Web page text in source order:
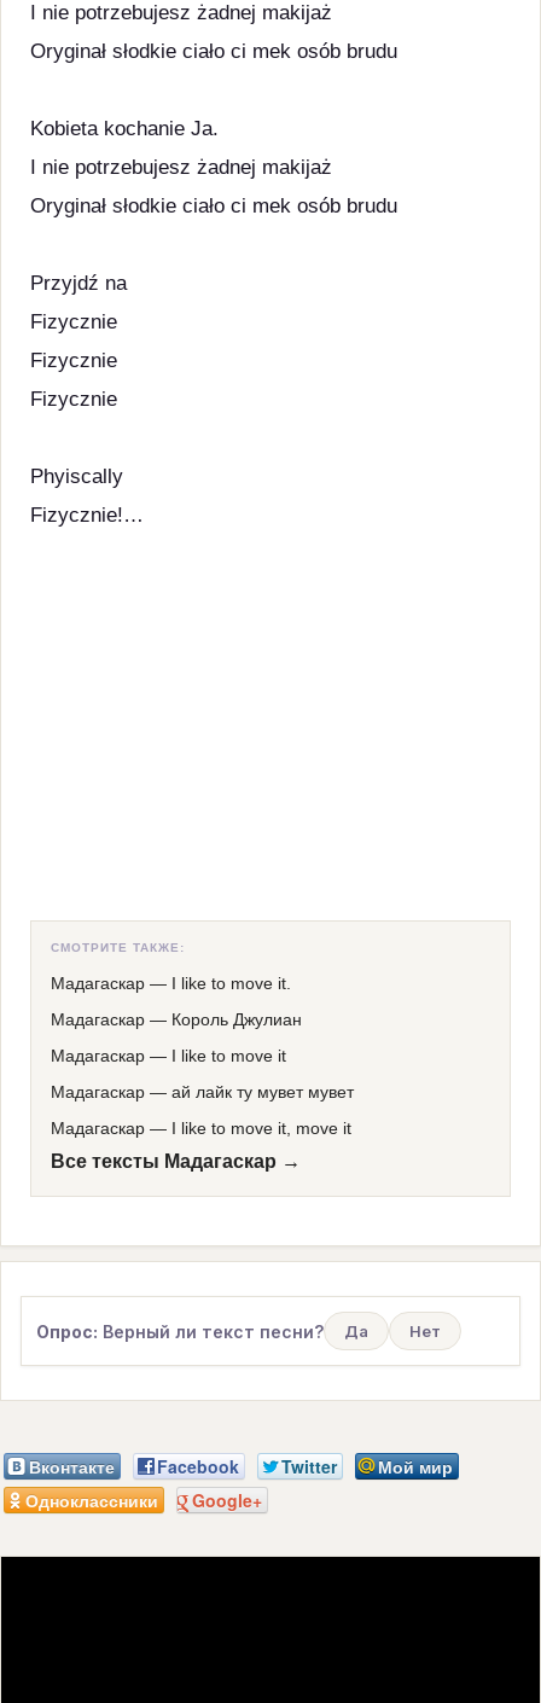
I nie potrzebujesz żadnej makijaż
Oryginał słodkie ciało ci mek osób brudu
Kobieta kochanie Ja.
I nie potrzebujesz żadnej makijaż
Oryginał słodkie ciało ci mek osób brudu
Przyjdź na
Fizycznie
Fizycznie
Fizycznie
Phyiscally
Fizycznie!…
СМОТРИТЕ ТАКЖЕ:
Мадагаскар — I like to move it.
Мадагаскар — Король Джулиан
Мадагаскар — I like to move it
Мадагаскар — ай лайк ту мувет мувет
Мадагаскар — I like to move it, move it
Все тексты Мадагаскар →
Опрос: Верный ли текст песни? Да Нет
Вконтакте Facebook Twitter
Мой мир
Одноклассники
Google+